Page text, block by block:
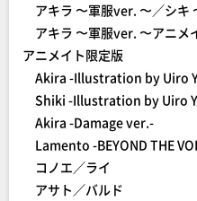
アキラ 〜軍服ver. 〜／シキ
アキラ 〜軍服ver. 〜アニメ
アニメイト限定版
Akira -Illustration by Uiro
Shiki -Illustration by Uiro
Akira -Damage ver.-
Lamento -BEYOND THE
コノエ／ライ
アサト／バルド